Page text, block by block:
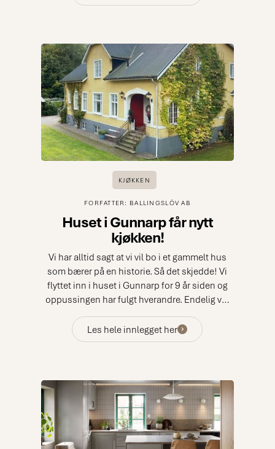
KJØKKEN
FORFATTER: BALLINGSLÖV AB
Huset i Gunnarp får nytt
kjøkken!
Vi har alltid sagt at vi vil bo i et gammelt hus
som bærer på en historie. Så det skjedde! Vi
flyttet inn i huset i Gunnarp for 9 år siden og
oppussingen har fulgt hverandre. Endelig var
Les hele innlegget her